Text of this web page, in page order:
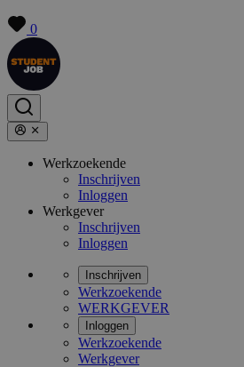
0
Werkzoekende
Inschrijven
Inloggen
Werkgever
Inschrijven
Inloggen
Inschrijven
Werkzoekende
WERKGEVER
Inloggen
Werkzoekende
Werkgever